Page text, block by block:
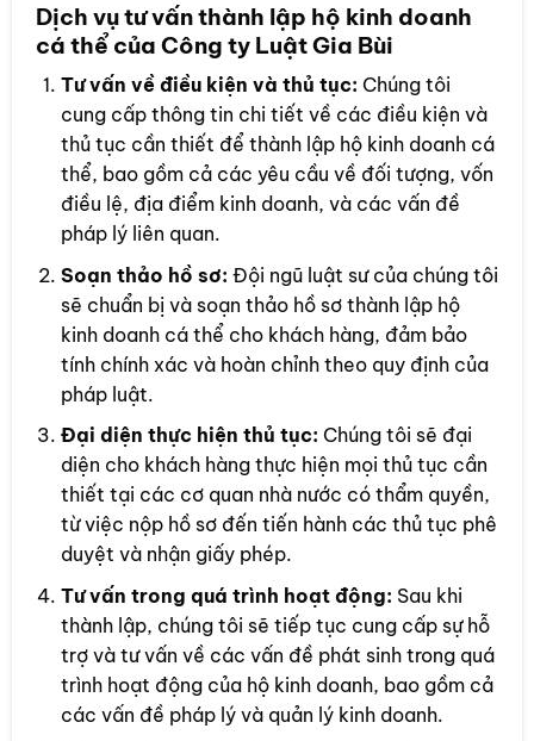
Dịch vụ tư vấn thành lập hộ kinh doanh
cá thể của Công ty Luật Gia Bùi
Tư vấn về điều kiện và thủ tục: Chúng tôi
cung cấp thông tin chi tiết về các điều kiện và
thủ tục cần thiết để thành lập hộ kinh doanh cá
thể, bao gồm cả các yêu cầu về đối tượng, vốn
điều lệ, địa điểm kinh doanh, và các vấn đề
pháp lý liên quan.
Soạn thảo hồ sơ: Đội ngũ luật sư của chúng tôi
sẽ chuẩn bị và soạn thảo hồ sơ thành lập hộ
kinh doanh cá thể cho khách hàng, đảm bảo
tính chính xác và hoàn chỉnh theo quy định của
pháp luật.
Đại diện thực hiện thủ tục: Chúng tôi sẽ đại
diện cho khách hàng thực hiện mọi thủ tục cần
thiết tại các cơ quan nhà nước có thẩm quyền,
từ việc nộp hồ sơ đến tiến hành các thủ tục phê
duyệt và nhận giấy phép.
Tư vấn trong quá trình hoạt động: Sau khi
thành lập, chúng tôi sẽ tiếp tục cung cấp sự hỗ
trợ và tư vấn về các vấn đề phát sinh trong quá
trình hoạt động của hộ kinh doanh, bao gồm cả
các vấn đề pháp lý và quản lý kinh doanh.